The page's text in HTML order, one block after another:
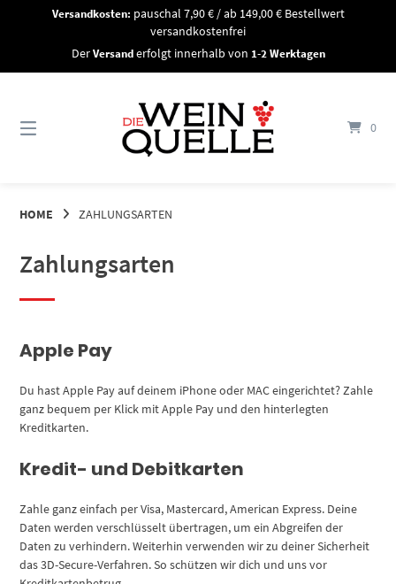
Versandkosten: pauschal 7,90 € / ab 149,00 € Bestellwert
versandkostenfrei
DerVersanderfolgt innerhalb von 1-2 Werktagen
0
HOME ZAHLUNGSARTEN
Zahlungsarten
Apple Pay
Du hast Apple Pay auf deinem iPhone oder MAC eingerichtet? Zahle
ganz bequem per Klick mit Apple Pay und den hinterlegten
Kreditkarten.
Kredit- und Debitkarten
Zahle ganz einfach per Visa, Mastercard, American Express. Deine
Daten werden verschlüsselt übertragen, um ein Abgreifen der
Daten zu verhindern. Weiterhin verwenden wir zu deiner Sicherheit
das 3D-Secure-Verfahren. So schützen wir dich und uns vor